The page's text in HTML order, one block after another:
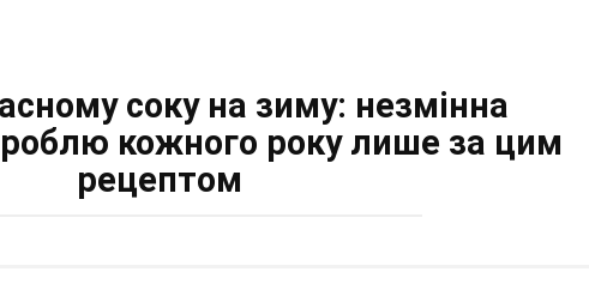
соку на зиму: незмінна
роблю кожного року лише за цим
рецептом